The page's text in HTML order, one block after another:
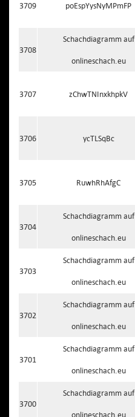
3709 poEspYysNyMPmFP
3708
Schachdiagramm auf
onlineschach.eu
3707 zChwTNInxkhpkV
3706 ycTLSqBc
3705 RuwhRhAfgC
3704
Schachdiagramm auf
onlineschach.eu
3703
Schachdiagramm auf
onlineschach.eu
3702
Schachdiagramm auf
onlineschach.eu
3701
Schachdiagramm auf
onlineschach.eu
3700
Schachdiagramm auf
onlineschach.eu